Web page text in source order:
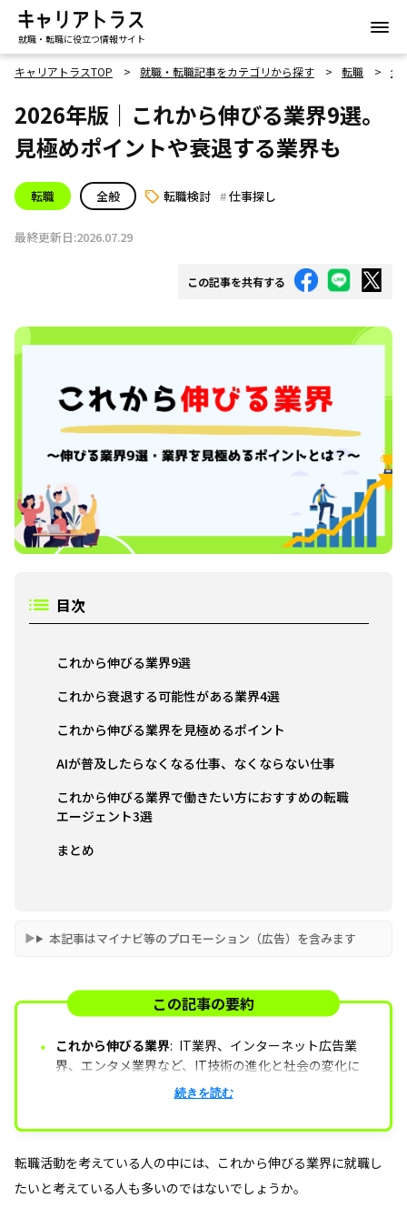
就職・転職に役立つ情報サイト
キャリアトラスTOP 就職・転職記事をカテゴリから探す 転職 全
2026年版｜これから伸びる業界9選。
見極めポイントや衰退する業界も
転職 全般 転職検討 仕事探し
最終更新日:2026.07.29
この記事を共有する
目次
これから伸びる業界9選
これから衰退する可能性がある業界4選
これから伸びる業界を見極めるポイント
AIが普及したらなくなる仕事、なくならない仕事
これから伸びる業界で働きたい方におすすめの転職
エージェント3選
まとめ
本記事はマイナビ等のプロモーション（広告）を含みます
この記事の要約
・ これから伸びる業界: IT業界、インターネット広告業
界、エンタメ業界など、IT技術の進化と社会の変化に
対応する分野が成長している業界です。
衰退する可能性のある業界
テレビ業界、金融業界、出
版業界などは、デジタル化やAIによる代替の影響を受
け、今後衰退する可能性があります。
業界の見極めポイント 成長する業界は、AIに代替され
にくいか、最新のITトレンドを採用しているか、市場
続きを読む
転職活動を考えている人の中には、これから伸びる業界に就職し
たいと考えている人も多いのではないでしょうか。